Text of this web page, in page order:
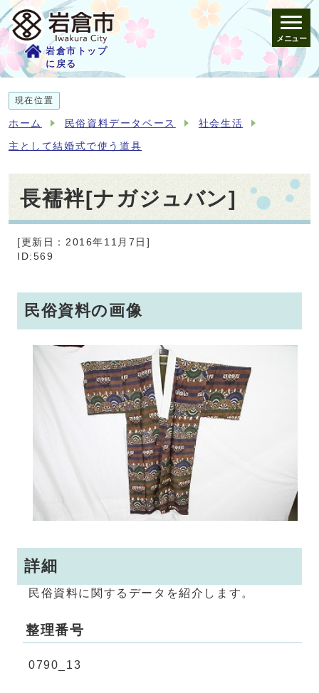
岩倉市トップ
に戻る
メニュー
現在位置
ホーム 民俗資料データベース 社会生活
主として結婚式で使う道具
長襦袢[ナガジュバン]
[更新日：2016年11月7日]
ID:569
民俗資料の画像
詳細
民俗資料に関するデータを紹介します。
整理番号
0790_13